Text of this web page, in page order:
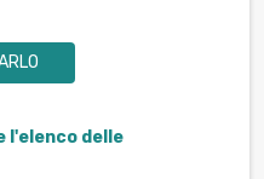
l'elenco delle